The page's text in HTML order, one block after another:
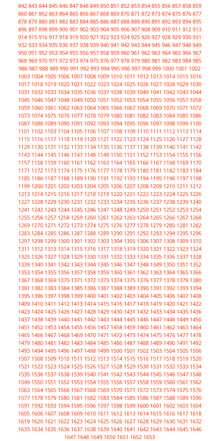
842 843 844 845 846 847 848 849 850 851 852 853 854 855 856 857 858 859
860 861 862 863 864 865 866 867 868 869 870 871 872 873 874 875 876 877
878 879 880 881 882 883 884 885 886 887 888 889 890 891 892 893 894 895
896 897 898 899 900 901 902 903 904 905 906 907 908 909 910 911 912 913
914 915 916 917 918 919 920 921 922 923 924 925 926 927 928 929 930 931
932 933 934 935 936 937 938 939 940 941 942 943 944 945 946 947 948 949
950 951 952 953 954 955 956 957 958 959 960 961 962 963 964 965 966 967
968 969 970 971 972 973 974 975 976 977 978 979 980 981 982 983 984 985
986 987 988 989 990 991 992 993 994 995 996 997 998 999 1000 1001 1002
1003 1004 1005 1006 1007 1008 1009 1010 1011 1012 1013 1014 1015 1016
1017 1018 1019 1020 1021 1022 1023 1024 1025 1026 1027 1028 1029 1030
1031 1032 1033 1034 1035 1036 1037 1038 1039 1040 1041 1042 1043 1044
1045 1046 1047 1048 1049 1050 1051 1052 1053 1054 1055 1056 1057 1058
1059 1060 1061 1062 1063 1064 1065 1066 1067 1068 1069 1070 1071 1072
1073 1074 1075 1076 1077 1078 1079 1080 1081 1082 1083 1084 1085 1086
1087 1088 1089 1090 1091 1092 1093 1094 1095 1096 1097 1098 1099 1100
1101 1102 1103 1104 1105 1106 1107 1108 1109 1110 1111 1112 1113 1114
1115 1116 1117 1118 1119 1120 1121 1122 1123 1124 1125 1126 1127 1128
1129 1130 1131 1132 1133 1134 1135 1136 1137 1138 1139 1140 1141 1142
1143 1144 1145 1146 1147 1148 1149 1150 1151 1152 1153 1154 1155 1156
1157 1158 1159 1160 1161 1162 1163 1164 1165 1166 1167 1168 1169 1170
1171 1172 1173 1174 1175 1176 1177 1178 1179 1180 1181 1182 1183 1184
1185 1186 1187 1188 1189 1190 1191 1192 1193 1194 1195 1196 1197 1198
1199 1200 1201 1202 1203 1204 1205 1206 1207 1208 1209 1210 1211 1212
1213 1214 1215 1216 1217 1218 1219 1220 1221 1222 1223 1224 1225 1226
1227 1228 1229 1230 1231 1232 1233 1234 1235 1236 1237 1238 1239 1240
1241 1242 1243 1244 1245 1246 1247 1248 1249 1250 1251 1252 1253 1254
1255 1256 1257 1258 1259 1260 1261 1262 1263 1264 1265 1266 1267 1268
1269 1270 1271 1272 1273 1274 1275 1276 1277 1278 1279 1280 1281 1282
1283 1284 1285 1286 1287 1288 1289 1290 1291 1292 1293 1294 1295 1296
1297 1298 1299 1300 1301 1302 1303 1304 1305 1306 1307 1308 1309 1310
1311 1312 1313 1314 1315 1316 1317 1318 1319 1320 1321 1322 1323 1324
1325 1326 1327 1328 1329 1330 1331 1332 1333 1334 1335 1336 1337 1338
1339 1340 1341 1342 1343 1344 1345 1346 1347 1348 1349 1350 1351 1352
1353 1354 1355 1356 1357 1358 1359 1360 1361 1362 1363 1364 1365 1366
1367 1368 1369 1370 1371 1372 1373 1374 1375 1376 1377 1378 1379 1380
1381 1382 1383 1384 1385 1386 1387 1388 1389 1390 1391 1392 1393 1394
1395 1396 1397 1398 1399 1400 1401 1402 1403 1404 1405 1406 1407 1408
1409 1410 1411 1412 1413 1414 1415 1416 1417 1418 1419 1420 1421 1422
1423 1424 1425 1426 1427 1428 1429 1430 1431 1432 1433 1434 1435 1436
1437 1438 1439 1440 1441 1442 1443 1444 1445 1446 1447 1448 1449 1450
1451 1452 1453 1454 1455 1456 1457 1458 1459 1460 1461 1462 1463 1464
1465 1466 1467 1468 1469 1470 1471 1472 1473 1474 1475 1476 1477 1478
1479 1480 1481 1482 1483 1484 1485 1486 1487 1488 1489 1490 1491 1492
1493 1494 1495 1496 1497 1498 1499 1500 1501 1502 1503 1504 1505 1506
1507 1508 1509 1510 1511 1512 1513 1514 1515 1516 1517 1518 1519 1520
1521 1522 1523 1524 1525 1526 1527 1528 1529 1530 1531 1532 1533 1534
1535 1536 1537 1538 1539 1540 1541 1542 1543 1544 1545 1546 1547 1548
1549 1550 1551 1552 1553 1554 1555 1556 1557 1558 1559 1560 1561 1562
1563 1564 1565 1566 1567 1568 1569 1570 1571 1572 1573 1574 1575 1576
1577 1578 1579 1580 1581 1582 1583 1584 1585 1586 1587 1588 1589 1590
1591 1592 1593 1594 1595 1596 1597 1598 1599 1600 1601 1602 1603 1604
1605 1606 1607 1608 1609 1610 1611 1612 1613 1614 1615 1616 1617 1618
1619 1620 1621 1622 1623 1624 1625 1626 1627 1628 1629 1630 1631 1632
1633 1634 1635 1636 1637 1638 1639 1640 1641 1642 1643 1644 1645 1646
1647 1648 1649 1650 1651 1652 1653